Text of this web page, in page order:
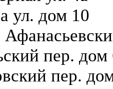
ул. дом 10
пер. дом
пер.